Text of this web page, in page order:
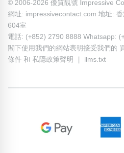
© 2006-2026 優質靚號 Impressive
網址: impressivecontact.com 地址:
604室
電話: (+852) 2790 8888 Whatsapp:
閣下使用我們的網站表明接受我們的
條件 和 私隱政策聲明 llms.txt